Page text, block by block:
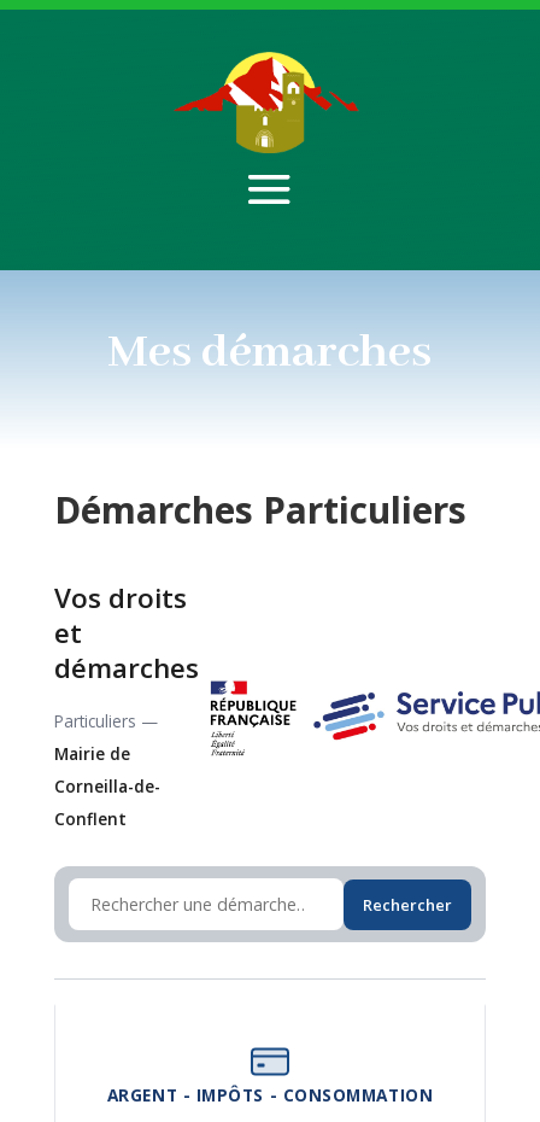
Mes démarches
Démarches Particuliers
Vos droits
et
démarches
Particuliers —
Mairie de
Corneilla-de-
Conflent
Rechercher
ARGENT - IMPÔTS - CONSOMMATION